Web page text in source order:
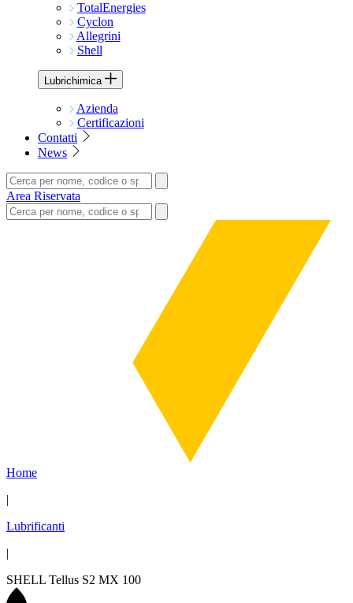
TotalEnergies
Cyclon
Allegrini
Shell
Lubrichimica
Azienda
Certificazioni
Contatti
News
Area Riservata
Home
|
Lubrificanti
|
SHELL Tellus S2 MX 100